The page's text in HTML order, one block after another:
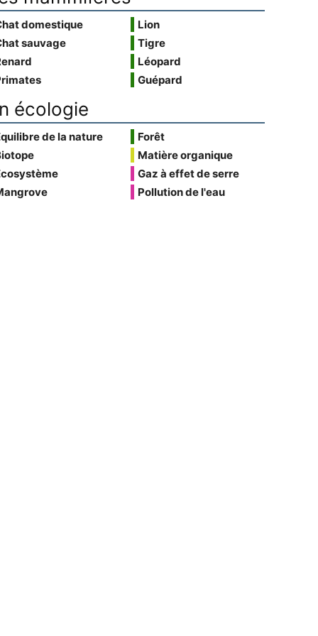
domestique
sauvage
Lion
Tigre
Léopard
Guépard
écologie
de la nature
Forêt
Matière organique
Gaz à effet de serre
Pollution de l'eau